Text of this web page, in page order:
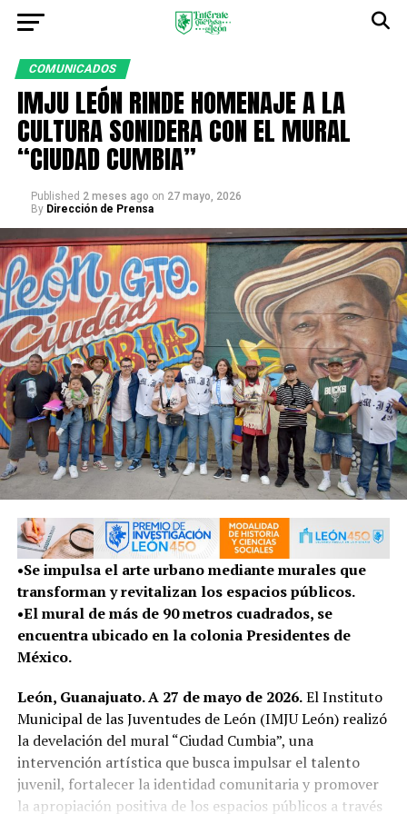
COMUNICADOS
IMJU LEÓN RINDE HOMENAJE A LA
CULTURA SONIDERA CON EL MURAL
“CIUDAD CUMBIA”
Published 2 meses ago on 27 mayo, 2026
By Dirección de Prensa
•Se impulsa el arte urbano mediante murales que
transforman y revitalizan los espacios públicos.
•El mural de más de 90 metros cuadrados, se
encuentra ubicado en la colonia Presidentes de
México.
León, Guanajuato. A 27 de mayo de 2026.El Instituto
Municipal de las Juventudes de León (IMJU León) realizó
la develación del mural “Ciudad Cumbia”, una
intervención artística que busca impulsar el talento
juvenil, fortalecer la identidad comunitaria y promover
la apropiación positiva de los espacios públicos a través